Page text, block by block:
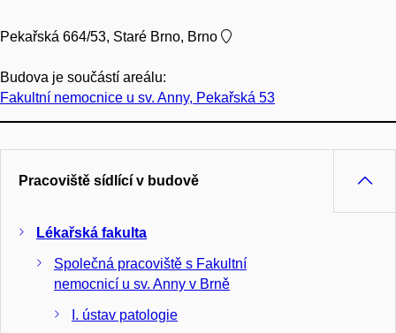
Pekařská 664/53, Staré Brno, Brno
Budova je součástí areálu:
Fakultní nemocnice u sv. Anny, Pekařská 53
Pracoviště sídlící v budově
Lékařská fakulta
Společná pracoviště s Fakultní
nemocnicí u sv. Anny v Brně
I. ústav patologie